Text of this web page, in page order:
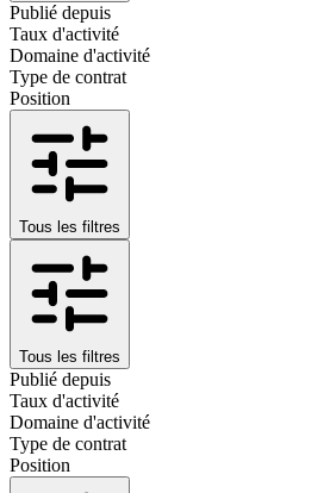
Publié depuis
Taux d'activité
Domaine d'activité
Type de contrat
Position
Tous les filtres
Tous les filtres
Publié depuis
Taux d'activité
Domaine d'activité
Type de contrat
Position